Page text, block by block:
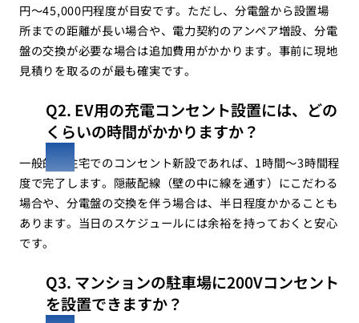
円〜45,000円程度が目安です。ただし、分電盤から設置場
所までの距離が長い場合や、電力契約のアンペア増設、分電
盤の交換が必要な場合は追加費用がかかります。事前に現地
見積りを取るのが最も確実です。
Q2. EV用の充電コンセント設置には、どの
くらいの時間がかかりますか？
一般的な住宅でのコンセント新設であれば、1時間〜3時間程
度で完了します。隠蔽配線（壁の中に線を通す）にこだわる
場合や、分電盤の交換を伴う場合は、半日程度かかることも
あります。当日のスケジュールには余裕を持っておくと安心
です。
Q3. マンションの駐車場に200Vコンセント
を設置できますか？